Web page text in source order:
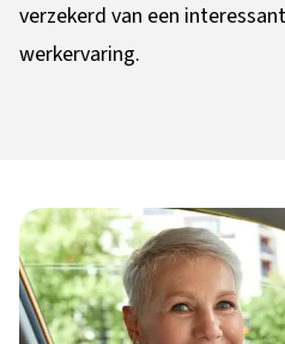
verzekerd van een
werkervaring.